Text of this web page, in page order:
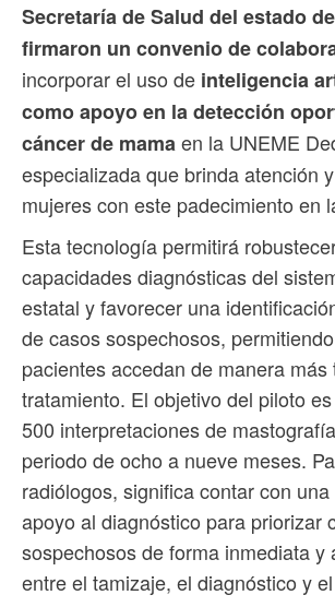
Secretaría de Salud del estado
firmaron un convenio de
incorporar el uso de inteligencia
como apoyo en la detección
cáncer de mamaen la UNEME
especializada que brinda atención
mujeres con este padecimiento en
Esta tecnología permitirá
capacidades diagnósticas del
estatal y favorecer una
de casos sospechosos,
pacientes accedan de manera más
tratamiento. El objetivo del piloto
500 interpretaciones de
periodo de ocho a nueve meses.
radiólogos, significa contar con
apoyo al diagnóstico para priorizar
sospechosos de forma inmediata y
entre el tamizaje, el diagnóstico y